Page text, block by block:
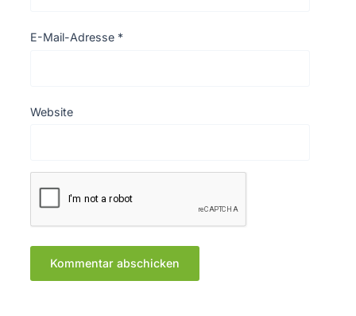
E-Mail-Adresse *
Website